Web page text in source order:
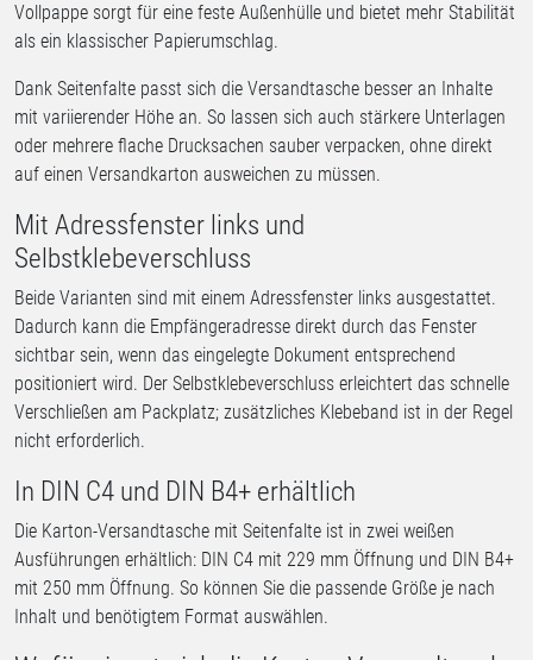
Vollpappe sorgt für eine feste Außenhülle und bietet mehr Stabilität
als ein klassischer Papierumschlag.
Dank Seitenfalte passt sich die Versandtasche besser an Inhalte
mit variierender Höhe an. So lassen sich auch stärkere Unterlagen
oder mehrere flache Drucksachen sauber verpacken, ohne direkt
auf einen Versandkarton ausweichen zu müssen.
Mit Adressfenster links und
Selbstklebeverschluss
Beide Varianten sind mit einem Adressfenster links ausgestattet.
Dadurch kann die Empfängeradresse direkt durch das Fenster
sichtbar sein, wenn das eingelegte Dokument entsprechend
positioniert wird. Der Selbstklebeverschluss erleichtert das schnelle
Verschließen am Packplatz; zusätzliches Klebeband ist in der Regel
nicht erforderlich.
In DIN C4 und DIN B4+ erhältlich
Die Karton-Versandtasche mit Seitenfalte ist in zwei weißen
Ausführungen erhältlich: DIN C4 mit 229 mm Öffnung und DIN B4+
mit 250 mm Öffnung. So können Sie die passende Größe je nach
Inhalt und benötigtem Format auswählen.